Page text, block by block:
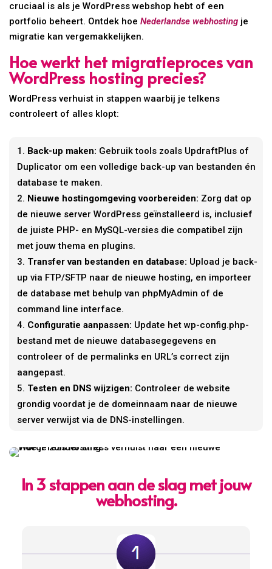
cruciaal is als je WordPress webshop hebt of een
portfolio beheert. Ontdek hoeNederlandse webhosting je
migratie kan vergemakkelijken.
Hoe werkt het migratieproces van
WordPress hosting precies?
WordPress verhuist in stappen waarbij je telkens
controleert of alles klopt:
Back-up maken: Gebruik tools zoals UpdraftPlus of
Duplicator om een volledige back-up van bestanden én
database te maken.
Nieuwe hostingomgeving voorbereiden: Zorg dat op
de nieuwe server WordPress geïnstalleerd is, inclusief
de juiste PHP- en MySQL-versies die compatibel zijn
met jouw thema en plugins.
Transfer van bestanden en database: Upload je back-
up via FTP/SFTP naar de nieuwe hosting, en importeer
de database met behulp van phpMyAdmin of de
command line interface.
Configuratie aanpassen: Update het wp-config.php-
bestand met de nieuwe databasegegevens en
controleer of de permalinks en URL’s correct zijn
aangepast.
Testen en DNS wijzigen: Controleer de website
grondig voordat je de domeinnaam naar de nieuwe
server verwijst via de DNS-instellingen.
In 3 stappen aan de slag met jouw
webhosting.